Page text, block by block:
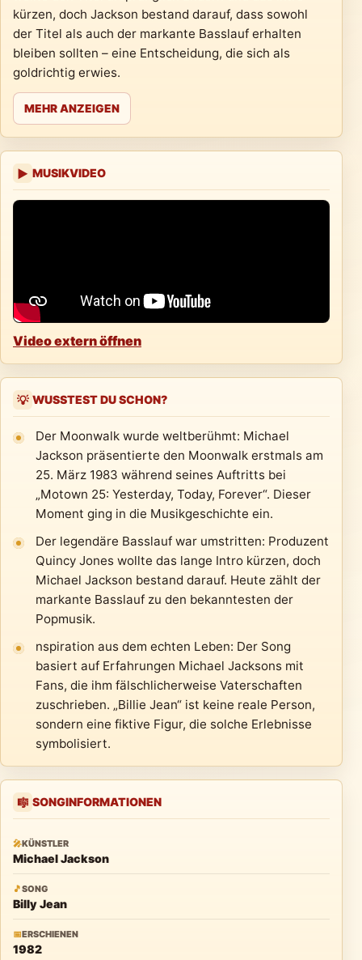
kürzen, doch Jackson bestand darauf, dass sowohl
der Titel als auch der markante Basslauf erhalten
bleiben sollten – eine Entscheidung, die sich als
goldrichtig erwies.
MEHR ANZEIGEN
▶ MUSIKVIDEO
Video extern öffnen
💡 WUSSTEST DU SCHON?
Der Moonwalk wurde weltberühmt: Michael
Jackson präsentierte den Moonwalk erstmals am
25. März 1983 während seines Auftritts bei
„Motown 25: Yesterday, Today, Forever“. Dieser
Moment ging in die Musikgeschichte ein.
Der legendäre Basslauf war umstritten: Produzent
Quincy Jones wollte das lange Intro kürzen, doch
Michael Jackson bestand darauf. Heute zählt der
markante Basslauf zu den bekanntesten der
Popmusik.
nspiration aus dem echten Leben: Der Song
basiert auf Erfahrungen Michael Jacksons mit
Fans, die ihm fälschlicherweise Vaterschaften
zuschrieben. „Billie Jean“ ist keine reale Person,
sondern eine fiktive Figur, die solche Erlebnisse
symbolisiert.
🎼 SONGINFORMATIONEN
🎤KÜNSTLER
Michael Jackson
🎵SONG
Billy Jean
📅ERSCHIENEN
1982